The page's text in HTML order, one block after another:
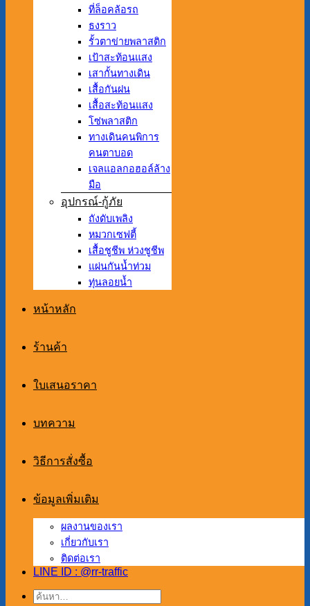
ที่ล็อคล้อรถ
ธงราว
รั้วตาข่ายพลาสติก
เป้าสะท้อนแสง
เสากั้นทางเดิน
เสื้อกันฝน
เสื้อสะท้อนแสง
โซ่พลาสติก
ทางเดินคนพิการ
คนตาบอด
เจลแอลกอฮอล์ล้าง
มือ
อุปกรณ์-กู้ภัย
ถังดับเพลิง
หมวกเซฟตี้
เสื้อชูชีพ ห่วงชูชีพ
แผ่นกันน้ำท่วม
ทุ่นลอยน้ำ
หน้าหลัก
ร้านค้า
ใบเสนอราคา
บทความ
วิธีการสั่งซื้อ
ข้อมูลเพิ่มเติม
ผลงานของเรา
เกี่ยวกับเรา
ติดต่อเรา
LINE ID : @rr-traffic
ค้นหา: